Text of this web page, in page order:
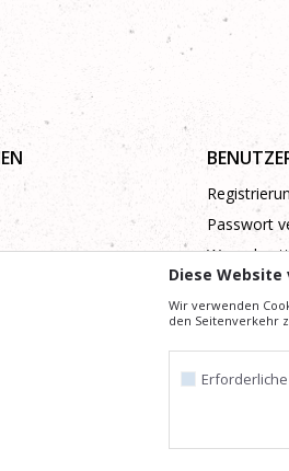
Passwort
die Beschreibung von Produkten, Anzeige
angezeigten Artikel sind Teil unseres Angebots
Diese
Wir verwenden
den Seitenverkehr